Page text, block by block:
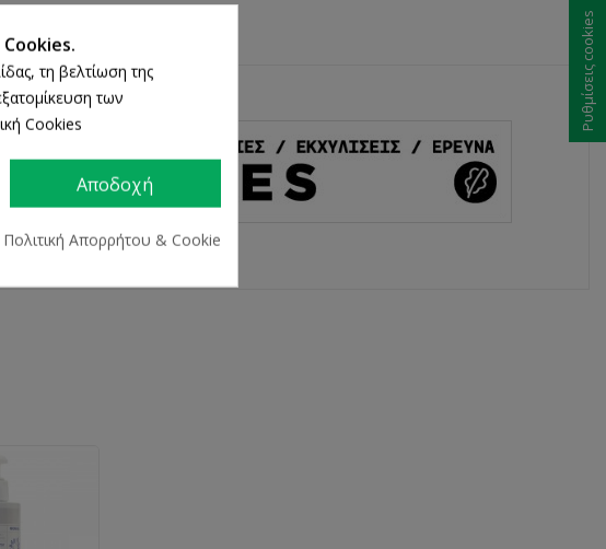
τη βελτίωση της
των
Cookies
Αποδοχή
Πολιτική Απορρήτου & Cookie
Ρυθμίσεις cookies